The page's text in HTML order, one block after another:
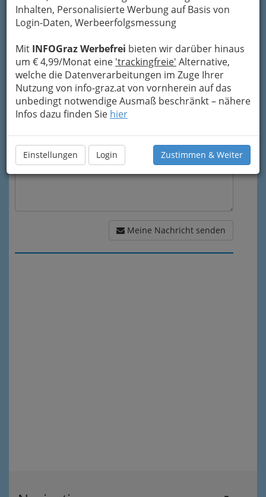
Inhalten, Personalisierte Werbung auf Basis von
Login-Daten, Werbeerfolgsmessung
Mit INFOGraz Werbefrei bieten wir darüber hinaus
um € 4,99/Monat eine 'trackingfreie' Alternative,
welche die Datenverarbeitungen im Zuge Ihrer
Nutzung von info-graz.at von vornherein auf das
unbedingt notwendige Ausmaß beschränkt – nähere
Infos dazu finden Sie hier
Einstellungen Login Zustimmen & Weiter
Mein Betreff
Meine Nachricht
Meine Nachricht senden